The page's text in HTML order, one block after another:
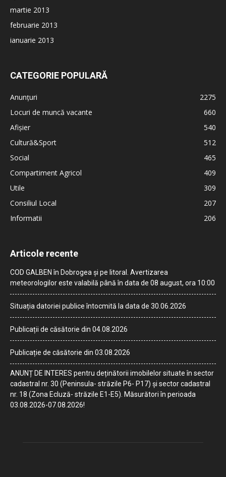
martie 2013
februarie 2013
ianuarie 2013
CATEGORIE POPULARĂ
Anunțuri
2275
Locuri de muncă vacante
660
Afișier
540
Cultură&Sport
512
Social
465
Compartiment Agricol
409
Utile
309
Consiliul Local
207
Informatii
206
Articole recente
COD GALBEN în Dobrogea și pe litoral. Avertizarea
meteorologilor este valabilă până în data de 08 august, ora 10:00
Situația datoriei publice întocmită la data de 30.06.2026
Publicații de căsătorie din 04.08.2026
Publicație de căsătorie din 03.08.2026
ANUNȚ DE INTERES pentru deținătorii imobilelor situate în sector
cadastral nr. 30 (Peninsula- străzile P6- P17) și sector cadastral
nr. 18 (Zona Ecluză- străzile E1-E5). Măsurători în perioada
03.08.2026-07.08.2026!